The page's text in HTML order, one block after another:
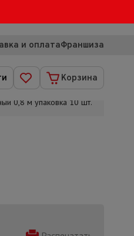
и оплатаФраншиза
Корзина
0,8 м упаковка 10 шт.